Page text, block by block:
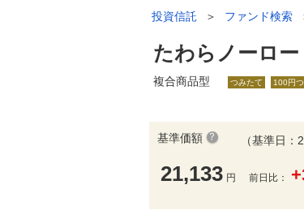
投資信託 ＞ ファンド検索
たわらノーロ
複合商品型 つみたて 100円
基準価額
21,133 円
（基準日：
前日比：